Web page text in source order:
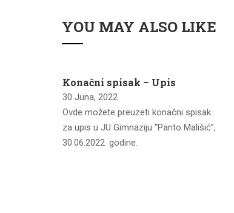
YOU MAY ALSO LIKE
Konačni spisak – Upis
30 Juna, 2022
Ovde možete preuzeti konačni spisak
za upis u JU Gimnaziju “Panto Mališić”,
30.06.2022. godine.